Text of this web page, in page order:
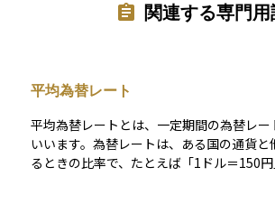
関連する専門用
平均為替レート
平均為替レートとは、一定期間の為替レ
いいます。為替レートは、ある国の通貨
るときの比率で、たとえば「1ドル＝150